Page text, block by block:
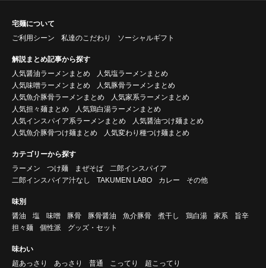
宅麺について
ご利用シーン
私達のこだわり ソーシャルギフト
解説まとめ記事から探す
人気醤油ラーメンまとめ
人気塩ラーメンまとめ
人気味噌ラーメンまとめ
人気豚骨ラーメンまとめ
人気魚介豚骨ラーメンまとめ
人気家系ラーメンまとめ
人気担々麺まとめ
人気鶏白湯ラーメンまとめ
人気インスパイア系ラーメンまとめ
人気醤油つけ麺まとめ
人気魚介豚骨つけ麺まとめ
人気変わり種つけ麺まとめ
カテゴリーから探す
ラーメン
つけ麺 まぜそば
二郎インスパイア
二郎インスパイア汁なし
TAKUMEN LABO カレー その他
味別
醤油
塩 味噌 豚骨 豚骨醤油 魚介豚骨 煮干し 鶏白湯 家系
旨辛
担々麺
個性派 グッズ・セット
味わい
超あっさり
あっさり 普通 こってり 超こってり